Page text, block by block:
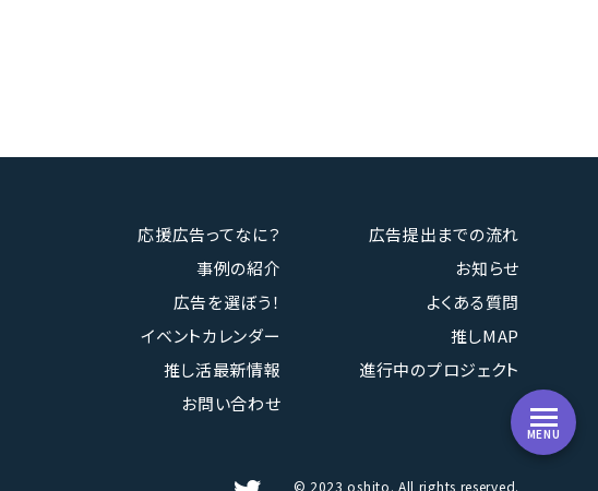
MENU
応援広告ってなに？
広告提出までの流れ
事例の紹介
お知らせ
広告を選ぼう！
よくある質問
イベントカレンダー
推しMAP
推し活最新情報
進行中のプロジェクト
お問い合わせ
© 2023 oshito. All rights reserved.